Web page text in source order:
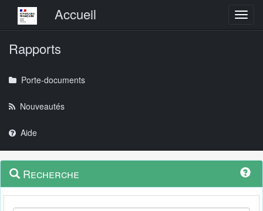
Menu principalAccueil
Rapports
Porte-documents
Nouveautés
Aide
Navigation
outils
Menu
contextuel
Recherche